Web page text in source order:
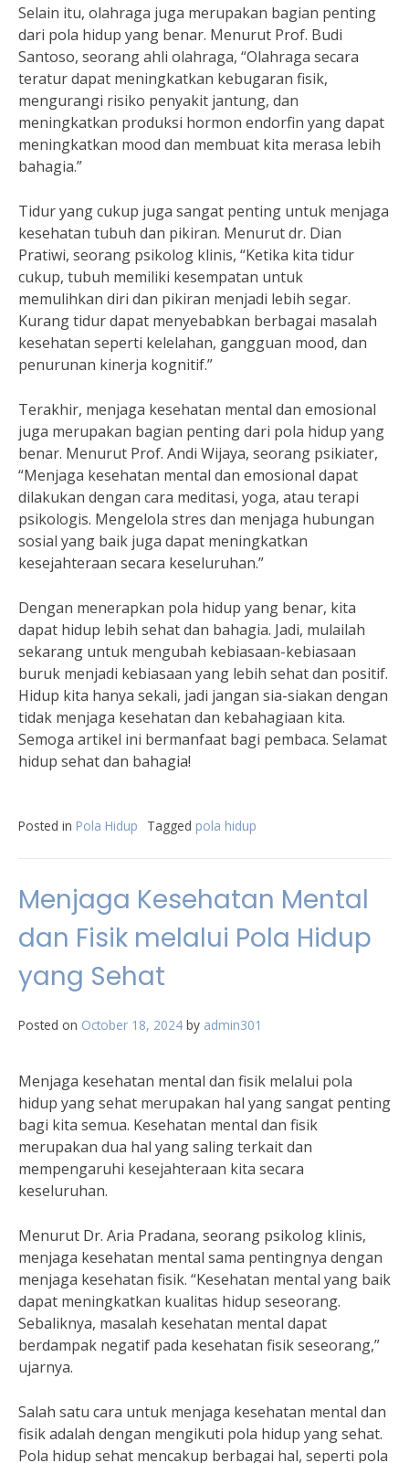
Selain itu, olahraga juga merupakan bagian penting
dari pola hidup yang benar. Menurut Prof. Budi
Santoso, seorang ahli olahraga, “Olahraga secara
teratur dapat meningkatkan kebugaran fisik,
mengurangi risiko penyakit jantung, dan
meningkatkan produksi hormon endorfin yang dapat
meningkatkan mood dan membuat kita merasa lebih
bahagia.”
Tidur yang cukup juga sangat penting untuk menjaga
kesehatan tubuh dan pikiran. Menurut dr. Dian
Pratiwi, seorang psikolog klinis, “Ketika kita tidur
cukup, tubuh memiliki kesempatan untuk
memulihkan diri dan pikiran menjadi lebih segar.
Kurang tidur dapat menyebabkan berbagai masalah
kesehatan seperti kelelahan, gangguan mood, dan
penurunan kinerja kognitif.”
Terakhir, menjaga kesehatan mental dan emosional
juga merupakan bagian penting dari pola hidup yang
benar. Menurut Prof. Andi Wijaya, seorang psikiater,
“Menjaga kesehatan mental dan emosional dapat
dilakukan dengan cara meditasi, yoga, atau terapi
psikologis. Mengelola stres dan menjaga hubungan
sosial yang baik juga dapat meningkatkan
kesejahteraan secara keseluruhan.”
Dengan menerapkan pola hidup yang benar, kita
dapat hidup lebih sehat dan bahagia. Jadi, mulailah
sekarang untuk mengubah kebiasaan-kebiasaan
buruk menjadi kebiasaan yang lebih sehat dan positif.
Hidup kita hanya sekali, jadi jangan sia-siakan dengan
tidak menjaga kesehatan dan kebahagiaan kita.
Semoga artikel ini bermanfaat bagi pembaca. Selamat
hidup sehat dan bahagia!
Posted in Pola Hidup Tagged pola hidup
Menjaga Kesehatan Mental
dan Fisik melalui Pola Hidup
yang Sehat
Posted on October 18, 2024 by admin301
Menjaga kesehatan mental dan fisik melalui pola
hidup yang sehat merupakan hal yang sangat penting
bagi kita semua. Kesehatan mental dan fisik
merupakan dua hal yang saling terkait dan
mempengaruhi kesejahteraan kita secara
keseluruhan.
Menurut Dr. Aria Pradana, seorang psikolog klinis,
menjaga kesehatan mental sama pentingnya dengan
menjaga kesehatan fisik. “Kesehatan mental yang baik
dapat meningkatkan kualitas hidup seseorang.
Sebaliknya, masalah kesehatan mental dapat
berdampak negatif pada kesehatan fisik seseorang,”
ujarnya.
Salah satu cara untuk menjaga kesehatan mental dan
fisik adalah dengan mengikuti pola hidup yang sehat.
Pola hidup sehat mencakup berbagai hal, seperti pola